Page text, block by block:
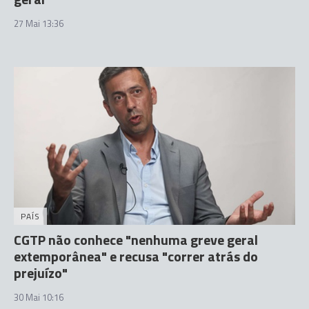
27 Mai 13:36
PAÍS
CGTP não conhece "nenhuma greve geral
extemporânea" e recusa "correr atrás do
prejuízo"
30 Mai 10:16